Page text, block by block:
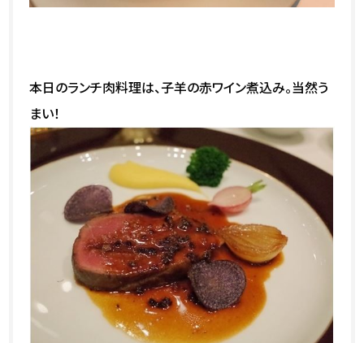
本日のランチ肉料理は、子羊の赤ワイン煮込み。当然う
まい！